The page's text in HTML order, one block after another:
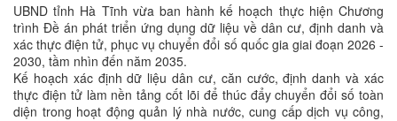
UBND tỉnh Hà Tĩnh vừa ban hành kế hoạch thực hiện Chương
trình Đề án phát triển ứng dụng dữ liệu về dân cư, định danh và
xác thực điện tử, phục vụ chuyển đổi số quốc gia giai đoạn 2026 -
2030, tầm nhìn đến năm 2035.
Kế hoạch xác định dữ liệu dân cư, căn cước, định danh và xác
thực điện tử làm nền tảng cốt lõi để thúc đẩy chuyển đổi số toàn
diện trong hoạt động quản lý nhà nước, cung cấp dịch vụ công,